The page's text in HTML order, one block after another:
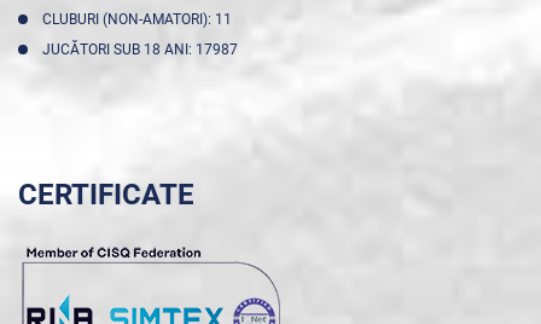
CLUBURI (NON-AMATORI): 11
JUCĂTORI SUB 18 ANI: 17987
CERTIFICATE